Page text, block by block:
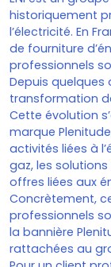
historiquement
l’électricité. En
de fourniture
professionnels
Depuis quelques
transformation
Cette évolution
marque
activités liées à
gaz, les
offres liées aux
Concrètement,
professionnels
la bannière
rattachées au